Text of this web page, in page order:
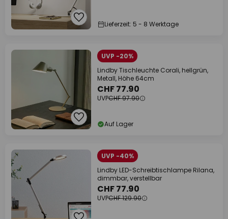
Lieferzeit: 5 - 8 Werktage
UVP -20%
Lindby Tischleuchte Corali, hellgrün,
Metall, Höhe 64cm
CHF 77.90
UVPCHF 97.90
Auf Lager
UVP -40%
Lindby LED-Schreibtischlampe Rilana,
dimmbar, verstellbar
CHF 77.90
UVPCHF 129.90